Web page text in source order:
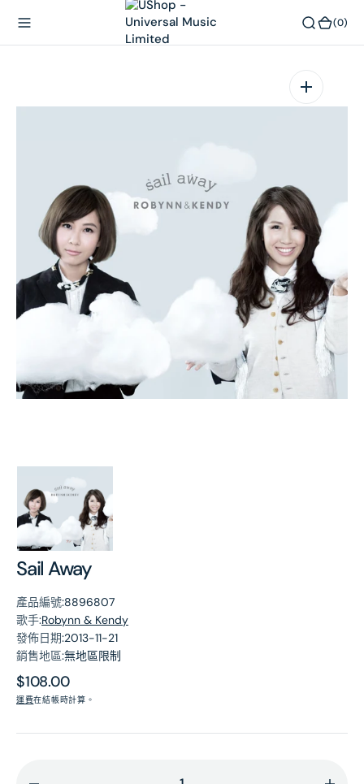
(0)
Sail Away
產品編號:8896807
歌手:Robynn & Kendy
發佈日期:2013-11-21
銷售地區:無地區限制
原
價
$108.00
運費在結帳時計算。
啟
1